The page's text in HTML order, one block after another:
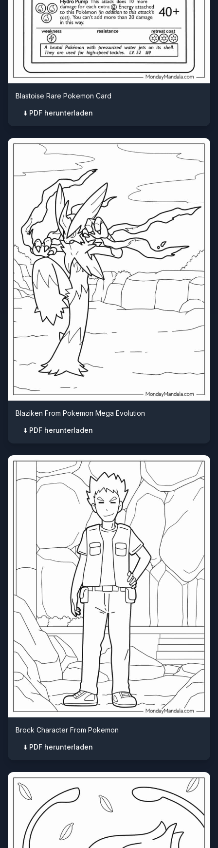
Blastoise Rare Pokemon Card
⬇️ PDF herunterladen
Blaziken From Pokemon Mega Evolution
⬇️ PDF herunterladen
Brock Character From Pokemon
⬇️ PDF herunterladen